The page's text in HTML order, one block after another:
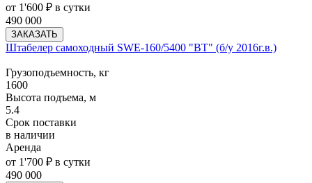
от 1'600 ₽ в сутки
490 000
ЗАКАЗАТЬ
Штабелер самоходный SWE-160/5400 "BT" (б/у 2016г.в.)
Грузоподъемность, кг
1600
Высота подъема, м
5.4
Срок поставки
в наличии
Аренда
от 1'700 ₽ в сутки
490 000